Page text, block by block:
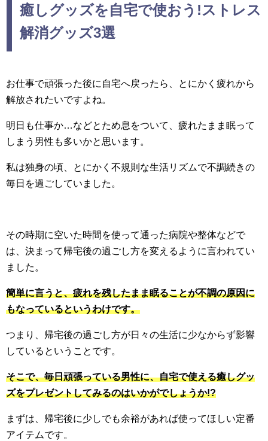
癒しグッズを自宅で使おう!ストレス
解消グッズ3選
お仕事で頑張った後に自宅へ戻ったら、とにかく疲れから
解放されたいですよね。
明日も仕事か…などとため息をついて、疲れたまま眠って
しまう男性も多いかと思います。
私は独身の頃、とにかく不規則な生活リズムで不調続きの
毎日を過ごしていました。
その時期に空いた時間を使って通った病院や整体などで
は、決まって帰宅後の過ごし方を変えるように言われてい
ました。
簡単に言うと、疲れを残したまま眠ることが不調の原因に
もなっているというわけです。
つまり、帰宅後の過ごし方が日々の生活に少なからず影響
しているということです。
そこで、毎日頑張っている男性に、自宅で使える癒しグッ
ズをプレゼントしてみるのはいかがでしょうか!?
まずは、帰宅後に少しでも余裕があれば使ってほしい定番
アイテムです。